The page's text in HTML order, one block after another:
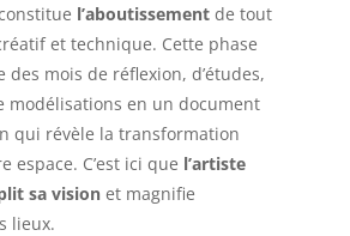
l’aboutissementde tout
et technique. Cette phase
mois de réflexion, d’études,
modélisations en un document
qui révèle la transformation
espace. C’est ici que l’artiste
sa visionet magnifie
lieux.